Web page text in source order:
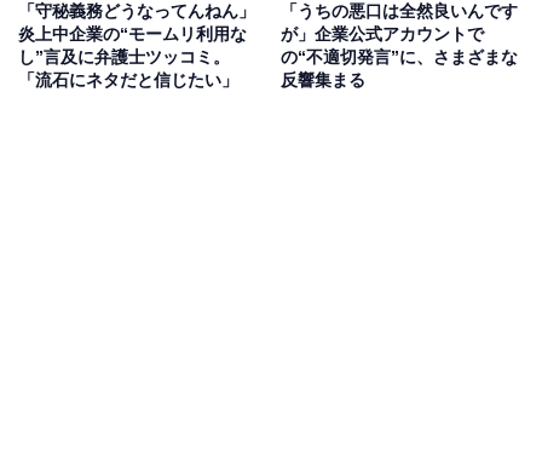
「守秘義務どうなってんねん」
炎上中企業の“モームリ利用な
し”言及に弁護士ツッコミ。
「流石にネタだと信じたい」
「うちの悪口は全然良いんです
が」企業公式アカウントで
の“不適切発言”に、さまざまな
反響集まる